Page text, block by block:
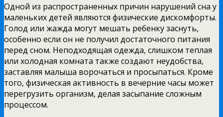
Одной из распространенных причин нарушений сна у
маленьких детей являются физические дискомфорты.
Голод или жажда могут мешать ребенку заснуть,
особенно если он не получил достаточного питания
перед сном. Неподходящая одежда, слишком теплая
или холодная комната также создают неудобства,
заставляя малыша ворочаться и просыпаться. Кроме
того, физическая активность в вечерние часы может
перегрузить организм, делая засыпание сложным
процессом.